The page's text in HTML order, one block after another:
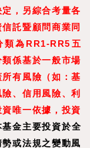
，另綜合考量各
託暨顧問商業同
類為RR1-RR5五
係基於一般市場
有風險（如：基
、信用風險、利
唯一依據，投資
基金主要投資於全
或法規之變動風